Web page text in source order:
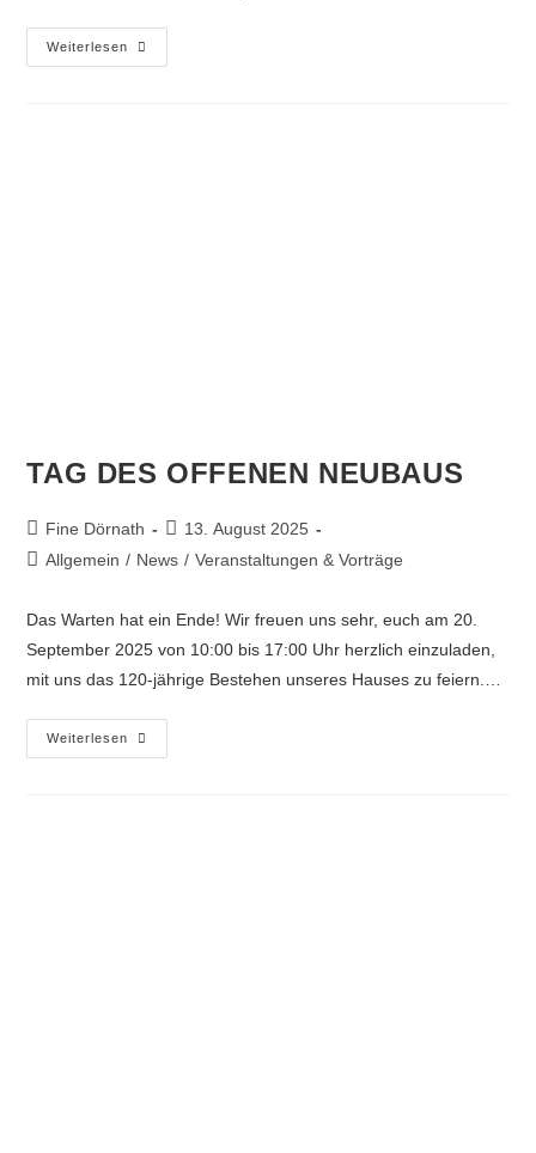
Weiterlesen
TAG DES OFFENEN NEUBAUS
Fine Dörnath
13. August 2025
Allgemein / News / Veranstaltungen & Vorträge
Das Warten hat ein Ende! Wir freuen uns sehr, euch am 20.
September 2025 von 10:00 bis 17:00 Uhr herzlich einzuladen,
mit uns das 120-jährige Bestehen unseres Hauses zu feiern.…
Weiterlesen